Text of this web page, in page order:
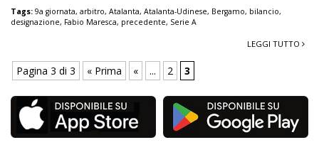
Tags: 9a giornata, arbitro, Atalanta, Atalanta-Udinese, Bergamo, bilancio,
designazione, Fabio Maresca, precedente, Serie A
LEGGI TUTTO
Pagina 3 di 3 « Prima « ... 2 3